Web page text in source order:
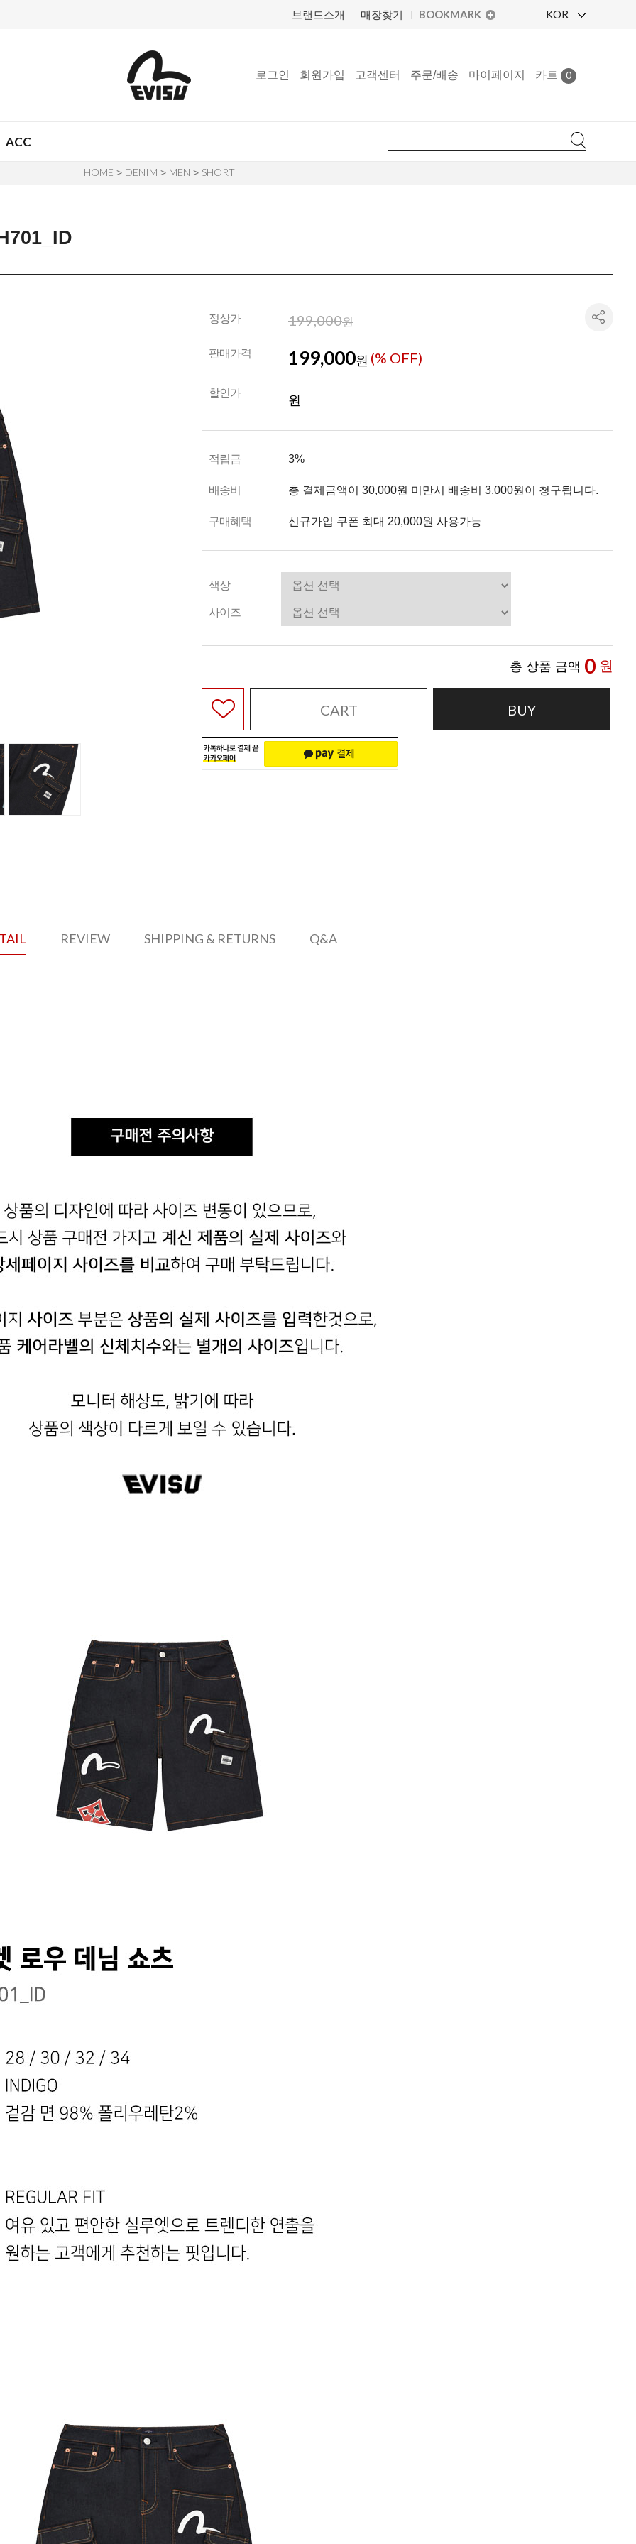
브랜드소개 매장찾기 BOOKMARK KOR
로그인 회원가입 고객센터 주문/배송 마이페이지 카트 0
ACC
HOME > DENIM > MEN > SHORT
정상가 199,000원
판매가격 199,000원 (% OFF)
할인가 원
적립금 3%
배송비 총 결제금액이 30,000원 미만시 배송비 3,000원이 청구됩니다.
구매혜택 신규가입 쿠폰 최대 20,000원 사용가능
색상
사이즈
총 상품 금액 0 원
CART BUY
REVIEW SHIPPING & RETURNS Q&A